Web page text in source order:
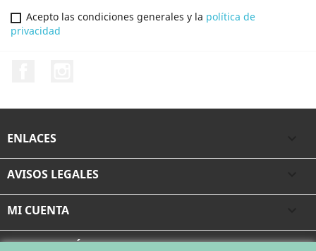
Acepto las condiciones generales y la política de
privacidad
ENLACES
AVISOS LEGALES
MI CUENTA
INFORMACIÓN DE LA TIENDA